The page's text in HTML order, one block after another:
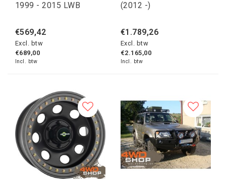
1999 - 2015 LWB
€569,42
Excl. btw
€689,00
Incl. btw
(2012 -)
€1.789,26
Excl. btw
€2.165,00
Incl. btw